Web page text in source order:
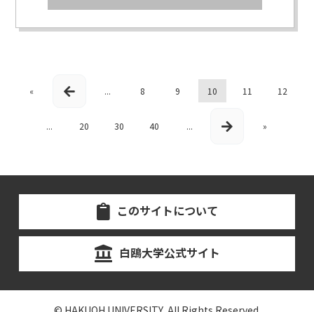
« ... 8 9 10 11 12
... 20 30 40 ... »
このサイトについて
白鴎大学公式サイト